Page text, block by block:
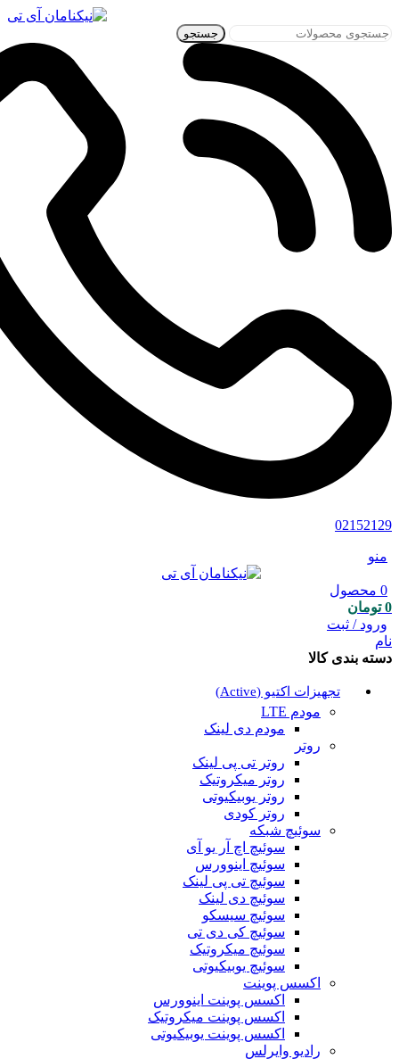
جستجو
02152129
منو
0 محصول
0 تومان
ورود / ثبت
نام
دسته بندی کالا
تجهیزات اکتیو (Active)
مودم LTE
مودم دی لینک
روتر
روتر تی پی لینک
روتر میکروتیک
روتر یوبیکیوتی
روتر کودی
سوئیچ شبکه
سوئیچ اچ آر یو آی
سوئیچ اینوورس
سوئیچ تی پی لینک
سوئیچ دی لینک
سوئیچ سیسکو
سوئیچ کی دی تی
سوئیچ میکروتیک
سوئیچ یوبیکیوتی
اکسس پوینت
اکسس پوینت اینوورس
اکسس پوینت میکروتیک
اکسس پوینت یوبیکیوتی
رادیو وایرلس